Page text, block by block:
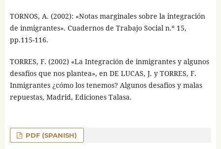
TORNOS, A. (2002): «Notas marginales sobre la integración
de inmigrantes». Cuadernos de Trabajo Social n.º 15,
pp.115-116.
TORRES, F. (2002) «La Integración de inmigrantes y algunos
desafíos que nos plantea», en DE LUCAS, J. y TORRES, F.
Inmigrantes ¿cómo los tenemos? Algunos desafíos y malas
repuestas, Madrid, Ediciones Talasa.
PDF (SPANISH)